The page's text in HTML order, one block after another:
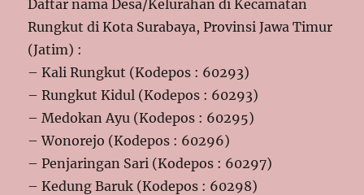
Daftar nama Desa/Kelurahan di Kecamatan
Rungkut di Kota Surabaya, Provinsi Jawa Timur
(Jatim) :
– Kali Rungkut (Kodepos : 60293)
– Rungkut Kidul (Kodepos : 60293)
– Medokan Ayu (Kodepos : 60295)
– Wonorejo (Kodepos : 60296)
– Penjaringan Sari (Kodepos : 60297)
– Kedung Baruk (Kodepos : 60298)